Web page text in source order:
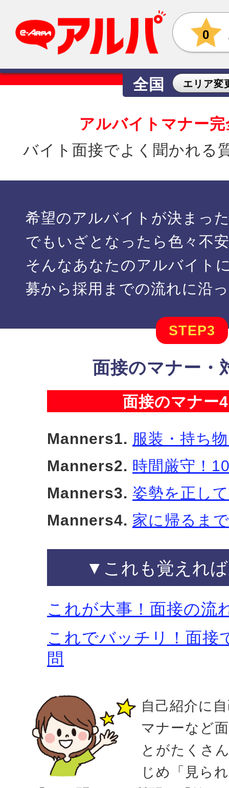
0
全国 エリア変
アルバイトマナー
バイト面接でよく聞かれる
希望のアルバイトが決まっ
でもいざとなったら色々不
そんなあなたのアルバイト
募から採用までの流れに沿
STEP3
面接のマナー・
面接のマナー
Manners1. 服装・持ち
Manners2. 時間厳守！
Manners3. 姿勢を正し
Manners4. 家に帰るま
▼これも覚えれ
これが大事！面接の流
これでバッチリ！面接
問
自己紹介に
マナーなど
とがたくさ
じめ「見ら